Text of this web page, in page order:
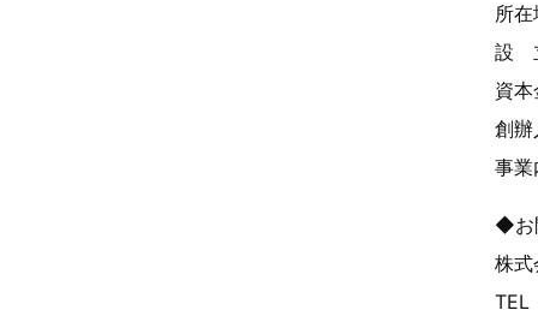
所
設
資
創辦
事
◆お
株